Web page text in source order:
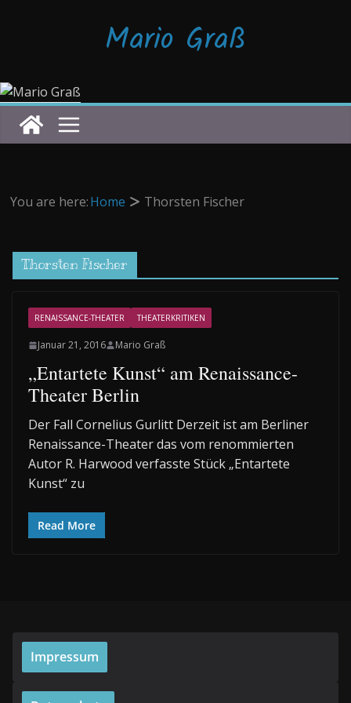
Mario Graß
You are here:Home Thorsten Fischer
Thorsten Fischer
RENAISSANCE-THEATER THEATERKRITIKEN
Januar 21, 2016 Mario Graß
„Entartete Kunst“ am Renaissance-
Theater Berlin
Der Fall Cornelius Gurlitt Derzeit ist am Berliner
Renaissance-Theater das vom renommierten
Autor R. Harwood verfasste Stück „Entartete
Kunst“ zu
Read More
Impressum